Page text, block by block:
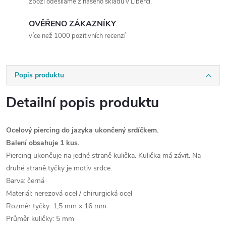
OVĚŘENO ZÁKAZNÍKY
více než 1000 pozitivních recenzí
Popis produktu
Detailní popis produktu
Ocelový piercing do jazyka ukončený srdíčkem.
Balení obsahuje 1 kus.
Piercing ukončuje na jedné straně kulička. Kulička má závit. Na
druhé straně tyčky je motiv srdce.
Barva: černá
Materiál: nerezová ocel / chirurgická ocel
Rozměr tyčky: 1,5 mm x 16 mm
Průměr kuličky: 5 mm